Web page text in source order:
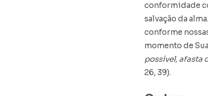
conformidade
salvação da
conforme
momento de
possível, afasta
26, 39).